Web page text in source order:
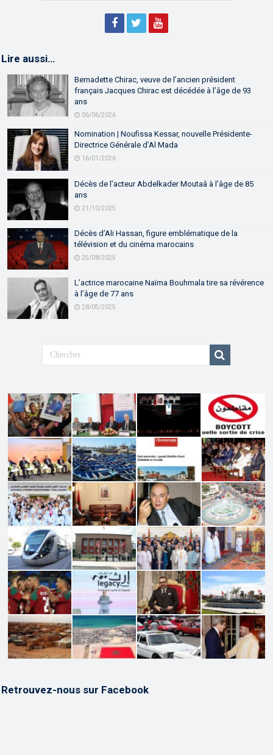
Lire aussi…
Bernadette Chirac, veuve de l’ancien président
français Jacques Chirac est décédée à l’âge de 93
ans
06/06/2026
Nomination | Noufissa Kessar, nouvelle Présidente-
Directrice Générale d’Al Mada
16/01/2026
Décès de l’acteur Abdelkader Moutaâ à l’âge de 85
ans
21/10/2025
Décès d’Ali Hassan, figure emblématique de la
télévision et du cinéma marocains
25/08/2025
L’actrice marocaine Naïma Bouhmala tire sa révérence
à l’âge de 77 ans
28/05/2025
Retrouvez-nous sur Facebook